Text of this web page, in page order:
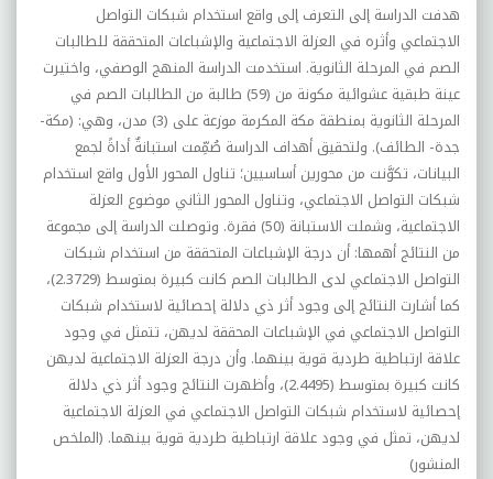
هدفت الدراسة إلى التعرف إلى واقع استخدام شبكات التواصل
الاجتماعي وأثره في العزلة الاجتماعية والإشباعات المتحققة للطالبات
الصم في المرحلة الثانوية. استخدمت الدراسة المنهج الوصفي، واختيرت
عينة طبقية عشوائية مكونة من (59) طالبة من الطالبات الصم في
المرحلة الثانوية بمنطقة مكة المكرمة موزعة على (3) مدن، وهي: (مكة-
جدة- الطائف). ولتحقيق أهداف الدراسة صُمِّمت استبانةٌ أداةً لجمع
البيانات، تكوَّنت من محورين أساسيين؛ تناول المحور الأول واقع استخدام
شبكات التواصل الاجتماعي، وتناول المحور الثاني موضوع العزلة
الاجتماعية، وشملت الاستبانة (50) فقرة. وتوصلت الدراسة إلى مجموعة
من النتائج أهمها: أن درجة الإشباعات المتحققة من استخدام شبكات
التواصل الاجتماعي لدى الطالبات الصم كانت كبيرة بمتوسط (2.3729)،
كما أشارت النتائج إلى وجود أثر ذي دلالة إحصائية لاستخدام شبكات
التواصل الاجتماعي في الإشباعات المحققة لديهن، تتمثل في وجود
علاقة ارتباطية طردية قوية بينهما. وأن درجة العزلة الاجتماعية لديهن
كانت كبيرة بمتوسط (2.4495)، وأظهرت النتائج وجود أثر ذي دلالة
إحصائية لاستخدام شبكات التواصل الاجتماعي في العزلة الاجتماعية
لديهن، تمثل في وجود علاقة ارتباطية طردية قوية بينهما. (الملخص
المنشور)